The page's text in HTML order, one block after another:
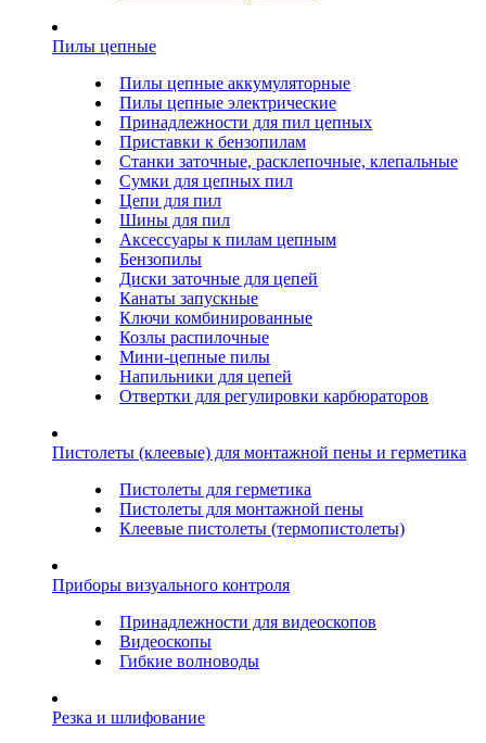
Пилы цепные
Пилы цепные аккумуляторные
Пилы цепные электрические
Принадлежности для пил цепных
Приставки к бензопилам
Станки заточные, расклепочные, клепальные
Сумки для цепных пил
Цепи для пил
Шины для пил
Аксессуары к пилам цепным
Бензопилы
Диски заточные для цепей
Канаты запускные
Ключи комбинированные
Козлы распилочные
Мини-цепные пилы
Напильники для цепей
Отвертки для регулировки карбюраторов
Пистолеты (клеевые) для монтажной пены и герметика
Пистолеты для герметика
Пистолеты для монтажной пены
Клеевые пистолеты (термопистолеты)
Приборы визуального контроля
Принадлежности для видеоскопов
Видеоскопы
Гибкие волноводы
Резка и шлифование